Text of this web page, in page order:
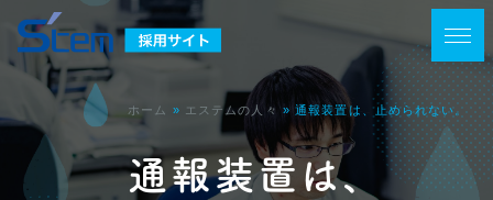
ホーム » エステムの人々 »通報装置は、止められない。
通報装置は、